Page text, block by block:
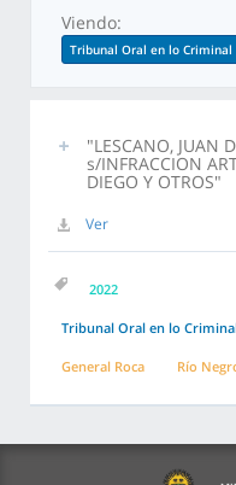
Viendo:
Tribunal Oral en lo Criminal
"LESCANO, JUAN
s/INFRACCION
DIEGO Y OTROS"
Ver
2022
Tribunal Oral en lo
General Roca Río